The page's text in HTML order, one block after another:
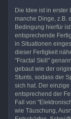
Die Idee ist in
manche Dinge, z.B.
Bedingung hierfür
entsprechende
in Situationen
dieser Fertigkeit
"Fractal Skill"
gebaut wie der
Stunts, sodass der
sich hat. Der
entsprechend der
Fall von
wie Täuschung,